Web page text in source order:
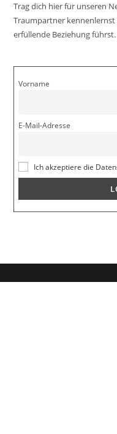
Trag dich hier für unseren
Traumpartner
erfüllende Beziehung führst.
Vorname
E-Mail-Adresse
Ich akzeptiere die